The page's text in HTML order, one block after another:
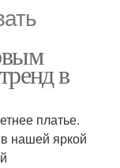
в
платье.
нашей яркой